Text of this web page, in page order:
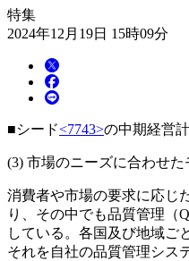
特集
2024年12月19日 15時09分
■シード<7743>の中期経営
(3) 市場のニーズに合わせた
消費者や市場の要求に応じ
り、その中でも品質管理（
している。各国及び地域ご
それを自社の品質管理シス